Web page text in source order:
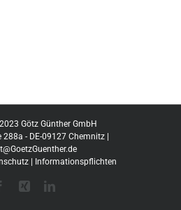
Götz Günther GmbH
- DE-09127 Chemnitz |
Informationspflichten
Facebook
Xing LinkedIn